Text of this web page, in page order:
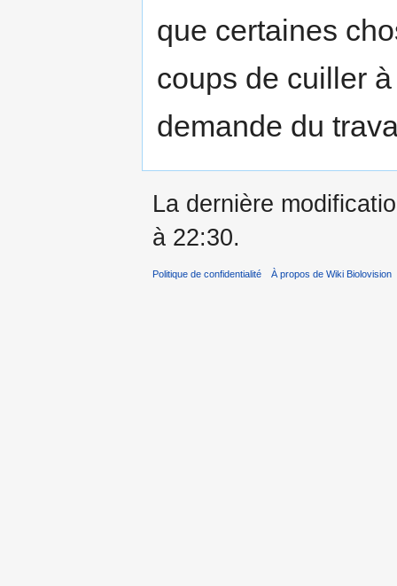
que certaines
coups de cuiller
demande du
La dernière
à 22:30.
Politique de confidentialité À propos de Wiki Biolovision